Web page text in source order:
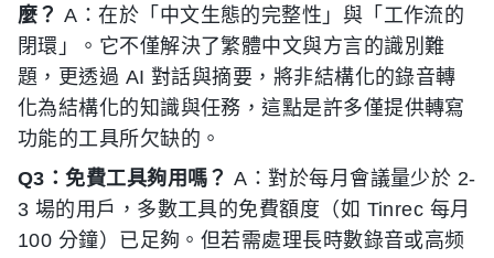
麼？ A：在於「中文生態的完整性」與「工作流的
閉環」。它不僅解決了繁體中文與方言的識別難
題，更透過 AI 對話與摘要，將非結構化的錄音轉
化為結構化的知識與任務，這點是許多僅提供轉寫
功能的工具所欠缺的。
Q3：免費工具夠用嗎？ A：對於每月會議量少於 2-
3 場的用戶，多數工具的免費額度（如 Tinrec 每月
100 分鐘）已足夠。但若需處理長時數錄音或高频